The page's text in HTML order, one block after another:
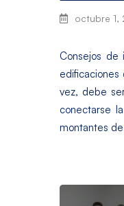
octubre 1,
Consejos de
vez, debe
conectarse
montantes